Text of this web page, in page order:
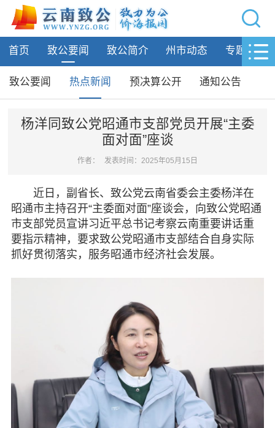
网站导航
首页
致公要闻
热点新闻
预决算公开
通知公告
致公简介
州市动态
专题活动
自身建设
致公风采
专委会
书香机关
首页 致公要闻 致公简介 州市动态 专题活动
致公要闻 热点新闻 预决算公开 通知公告
杨洋同致公党昭通市支部党员开展“主委
面对面”座谈
作者： 发表时间：2025年05月15日
近日，副省长、致公党云南省委会主委杨洋在
昭通市主持召开“主委面对面”座谈会，向致公党昭通
市支部党员宣讲习近平总书记考察云南重要讲话重
要指示精神，要求致公党昭通市支部结合自身实际
抓好贯彻落实，服务昭通市经济社会发展。